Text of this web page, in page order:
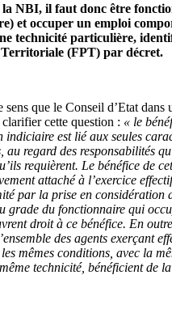
la NBI, il faut donc être
et occuper un emploi
technicité particulière,
(FPT) par décret.
sens que le Conseil d’Etat dans
cette question : « le
est lié aux seules
au regard des responsabilités
requièrent. Le bénéfice de
attaché à l’exercice
par la prise en considération
grade du fonctionnaire qui
droit à ce bénéfice. En
des agents exerçant
mêmes conditions, avec la
technicité, bénéficient de